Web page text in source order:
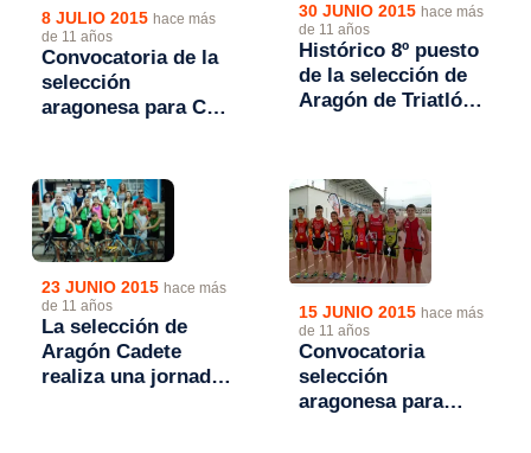
8 JULIO 2015 hace más
de 11 años
Convocatoria de la
selección
aragonesa para Cto.
30 JUNIO 2015 hace más
de 11 años
Histórico 8º puesto
de la selección de
Aragón de Triatlón
23 JUNIO 2015 hace más
de 11 años
La selección de
Aragón Cadete
realiza una jornada
15 JUNIO 2015 hace más
de 11 años
Convocatoria
selección
aragonesa para